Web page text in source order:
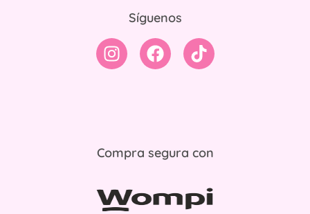
Síguenos
Compra segura con